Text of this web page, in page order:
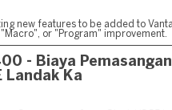
new features to be added to
or "Program" improvement.
- Biaya Pemasangan
Landak Ka